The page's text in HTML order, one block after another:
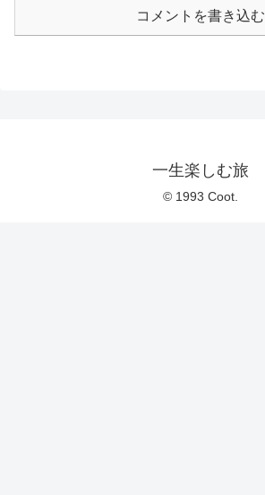
コメントを書き込む
一生楽しむ旅
© 1993 Coot.